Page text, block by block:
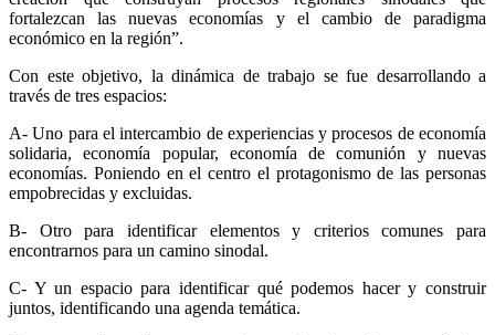
fortalezcan las nuevas economías y el cambio de paradigma
económico en la región”.
Con este objetivo, la dinámica de trabajo se fue desarrollando a
través de tres espacios:
A- Uno para el intercambio de experiencias y procesos de economía
solidaria, economía popular, economía de comunión y nuevas
economías. Poniendo en el centro el protagonismo de las personas
empobrecidas y excluidas.
B- Otro para identificar elementos y criterios comunes para
encontrarnos para un camino sinodal.
C- Y un espacio para identificar qué podemos hacer y construir
juntos, identificando una agenda temática.